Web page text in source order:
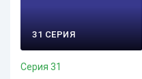
31 СЕРИЯ
Серия 31